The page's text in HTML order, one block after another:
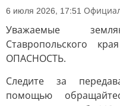
6 июля 2026, 17:51
Уважаемые
Ставропольского
ОПАСНОСТЬ.
Следите за
помощью